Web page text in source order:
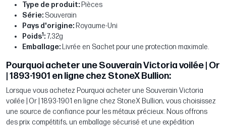
Type de produit: Pièces
Série: Souverain
Pays d'origine: Royaume-Uni
Poids1:7,32g
Emballage: Livrée en Sachet pour une protection maximale.
Pourquoi acheter une Souverain Victoria voilée | Or
| 1893-1901 en ligne chez StoneX Bullion:
Lorsque vous achetez Pourquoi acheter une Souverain Victoria
voilée | Or | 1893-1901 en ligne chez StoneX Bullion, vous choisissez
une source de confiance pour les métaux précieux. Nous offrons
des prix compétitifs, un emballage sécurisé et une expédition